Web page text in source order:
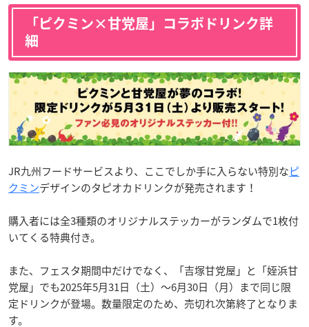
「ピクミン×甘党屋」コラボドリンク詳
細
JR九州フードサービスより、ここでしか手に入らない特別なピ
クミンデザインのタピオカドリンクが発売されます！
購入者には全3種類のオリジナルステッカーがランダムで1枚付
いてくる特典付き。
また、フェスタ期間中だけでなく、「吉塚甘党屋」と「姪浜甘
党屋」でも2025年5月31日（土）～6月30日（月）まで同じ限
定ドリンクが登場。数量限定のため、売切れ次第終了となりま
す。